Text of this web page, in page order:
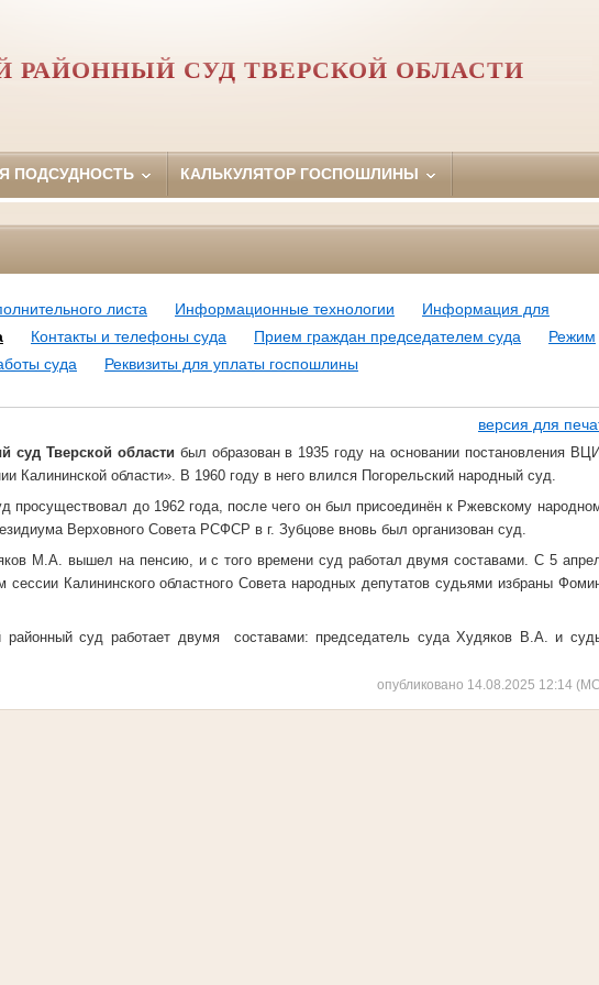
РАЙОННЫЙ СУД ТВЕРСКОЙ ОБЛАСТИ
ПОДСУДНОСТЬ КАЛЬКУЛЯТОР ГОСПОШЛИНЫ
листа Информационные технологии
Информация для
Контакты и телефоны суда Прием граждан председателем суда
Режим
суда
Реквизиты для уплаты госпошлины
версия для
Тверской области был образован в 1935 году на основании постановления
Калининской области». В 1960 году в него влился Погорельский народный суд.
до 1962 года, после чего он был присоединён к Ржевскому
Верховного Совета РСФСР в г. Зубцове вновь был организован суд.
М.А. вышел на пенсию, и с того времени суд работал двумя составами. С 5
сессии Калининского областного Совета народных депутатов судьями избраны
суд работает двумя
составами: председатель суда Худяков В.А. и
опубликовано 14.08.2025 12:14